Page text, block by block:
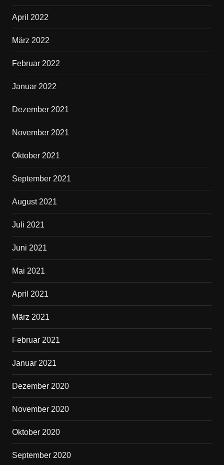
April 2022
März 2022
Februar 2022
Januar 2022
Dezember 2021
November 2021
Oktober 2021
September 2021
August 2021
Juli 2021
Juni 2021
Mai 2021
April 2021
März 2021
Februar 2021
Januar 2021
Dezember 2020
November 2020
Oktober 2020
September 2020